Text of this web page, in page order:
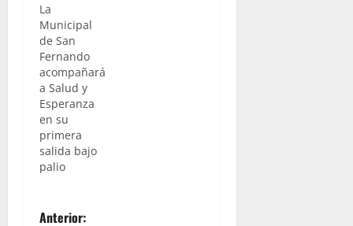
La
Municipal
de San
Fernando
acompañará
a Salud y
Esperanza
en su
primera
salida bajo
palio
Anterior: